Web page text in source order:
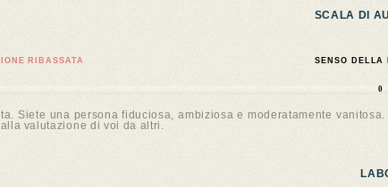
SCALA DI
RIBASSATA SENSO DELLA
0
Siete una persona fiduciosa, ambiziosa e moderatamente
valutazione di voi da altri.